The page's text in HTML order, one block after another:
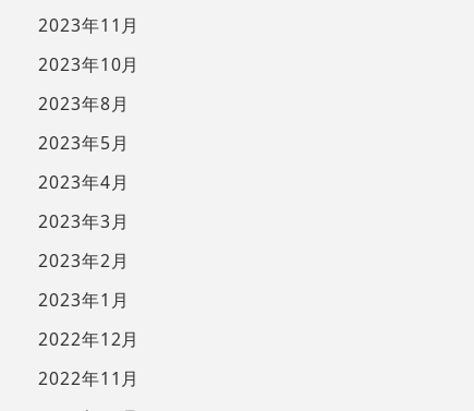
2023年11月
2023年10月
2023年8月
2023年5月
2023年4月
2023年3月
2023年2月
2023年1月
2022年12月
2022年11月